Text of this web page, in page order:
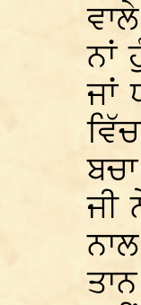
ਨਾਂ
ਜਾਂ
ਜੀ